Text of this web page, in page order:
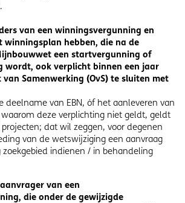
van een winningsvergunning en
winningsplan hebben, die na de
een startvergunning of
wordt, ook verplicht binnen een jaar
van Samenwerking (OvS) te sluiten met
deelname van EBN, óf het aanleveren van
deze verplichting niet geldt, geldt
dat wil zeggen, voor degenen
van de wetswijziging een aanvraag
indienen / in behandeling
van een
die onder de gewijzigde